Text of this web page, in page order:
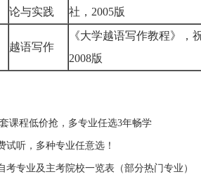
论与实践
社，2005版
越语写作
《大学越语写作教程》，
2008版
课程低价抢，多专业任选3年畅学
试听，多种专业任意选！
考专业及主考院校一览表（部分热门专业）